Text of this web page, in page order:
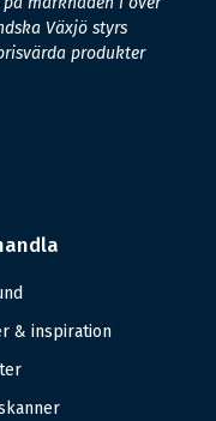
Växjö styrs
produkter
& inspiration